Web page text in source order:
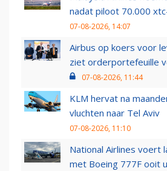
nadat piloot 70.000
07-08-2026, 14:07
Airbus op koers voor
ziet orderportefeuille
07-08-2026, 11:44
KLM hervat na
vluchten naar Tel Aviv
07-08-2026, 11:10
National Airlines voert
met Boeing 777F ooit